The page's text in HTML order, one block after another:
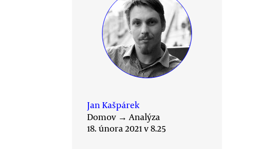
Jan Kašpárek
Domov →Analýza
18. února 2021 v 8.25